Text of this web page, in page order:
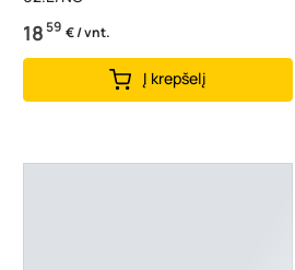
1859 € / vnt.
Į krepšelį